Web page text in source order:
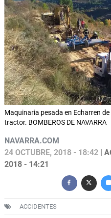
Maquinaria pesada en Echarren
tractor. BOMBEROS DE NAVARRA
NAVARRA.COM
24 OCTUBRE, 2018 - 18:42 |
2018 - 14:21
ACCIDENTES